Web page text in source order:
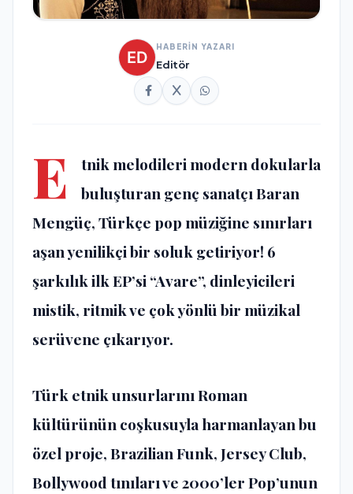
HABERİN YAZARI
Editör
E
tnik melodileri modern dokularla
buluşturan genç sanatçı Baran
Mengüç, Türkçe pop müziğine sınırları
aşan yenilikçi bir soluk getiriyor! 6
şarkılık ilk EP’si “Avare”, dinleyicileri
mistik, ritmik ve çok yönlü bir müzikal
serüvene çıkarıyor.
Türk etnik unsurlarını Roman
kültürünün coşkusuyla harmanlayan bu
özel proje, Brazilian Funk, Jersey Club,
Bollywood tınıları ve 2000’ler Pop’unun